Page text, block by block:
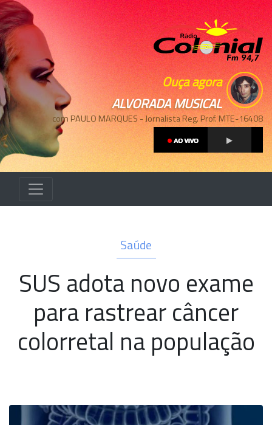
Ouça agora
ALVORADA MUSICAL
com PAULO MARQUES - Jornalista Reg. Prof. MTE-16408
Saúde
SUS adota novo exame
para rastrear câncer
colorretal na população